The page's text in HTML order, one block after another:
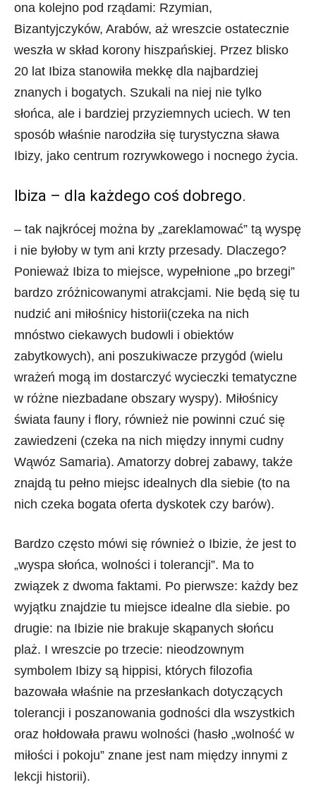
ona kolejno pod rządami: Rzymian,
Bizantyjczyków, Arabów, aż wreszcie ostatecznie
weszła w skład korony hiszpańskiej. Przez blisko
20 lat Ibiza stanowiła mekkę dla najbardziej
znanych i bogatych. Szukali na niej nie tylko
słońca, ale i bardziej przyziemnych uciech. W ten
sposób właśnie narodziła się turystyczna sława
Ibizy, jako centrum rozrywkowego i nocnego życia.
Ibiza – dla każdego coś dobrego.
– tak najkrócej można by „zareklamować” tą wyspę
i nie byłoby w tym ani krzty przesady. Dlaczego?
Ponieważ Ibiza to miejsce, wypełnione „po brzegi”
bardzo zróżnicowanymi atrakcjami. Nie będą się tu
nudzić ani miłośnicy historii(czeka na nich
mnóstwo ciekawych budowli i obiektów
zabytkowych), ani poszukiwacze przygód (wielu
wrażeń mogą im dostarczyć wycieczki tematyczne
w różne niezbadane obszary wyspy). Miłośnicy
świata fauny i flory, również nie powinni czuć się
zawiedzeni (czeka na nich między innymi cudny
Wąwóz Samaria). Amatorzy dobrej zabawy, także
znajdą tu pełno miejsc idealnych dla siebie (to na
nich czeka bogata oferta dyskotek czy barów).
Bardzo często mówi się również o Ibizie, że jest to
„wyspa słońca, wolności i tolerancji”. Ma to
związek z dwoma faktami. Po pierwsze: każdy bez
wyjątku znajdzie tu miejsce idealne dla siebie. po
drugie: na Ibizie nie brakuje skąpanych słońcu
plaż. I wreszcie po trzecie: nieodzownym
symbolem Ibizy są hippisi, których filozofia
bazowała właśnie na przesłankach dotyczących
tolerancji i poszanowania godności dla wszystkich
oraz hołdowała prawu wolności (hasło „wolność w
miłości i pokoju” znane jest nam między innymi z
lekcji historii).